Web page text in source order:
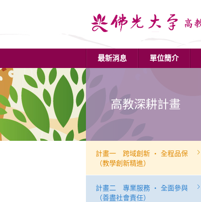
最新消息 單位簡介
高教深耕計畫
計畫一 跨域創新 ‧ 全程品保
（教學創新精進）
計畫二 專業服務 ‧ 全面參與
（善盡社會責任）